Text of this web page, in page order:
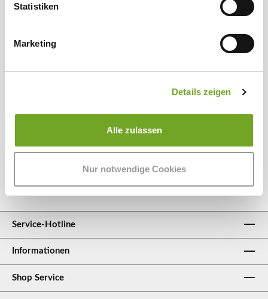
Statistiken
Marketing
Details zeigen
Alle zulassen
Nur notwendige Cookies
Kaipara Merino Shirts
Shirts, Longsleeves, Jacken, Accessoires
findet ihr hier:
Service-Hotline
Informationen
Shop Service